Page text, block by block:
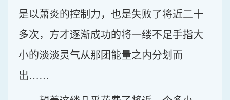
是以萧炎的控制力，也是失败了将近二十
多次，方才逐渐成功的将一缕不足手指大
小的淡淡灵气从那团能量之内分划而
出……